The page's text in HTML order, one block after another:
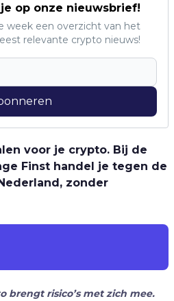
op onze nieuwsbrief!
week een overzicht van het
relevante crypto nieuws!
voor je crypto. Bij de
Finst handel je tegen de
zonder
brengt risico’s met zich mee.